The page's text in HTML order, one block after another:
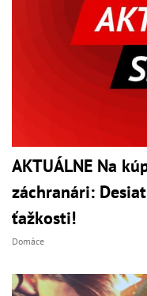
AKTUÁLNE Na
záchranári:
ťažkosti!
Domáce